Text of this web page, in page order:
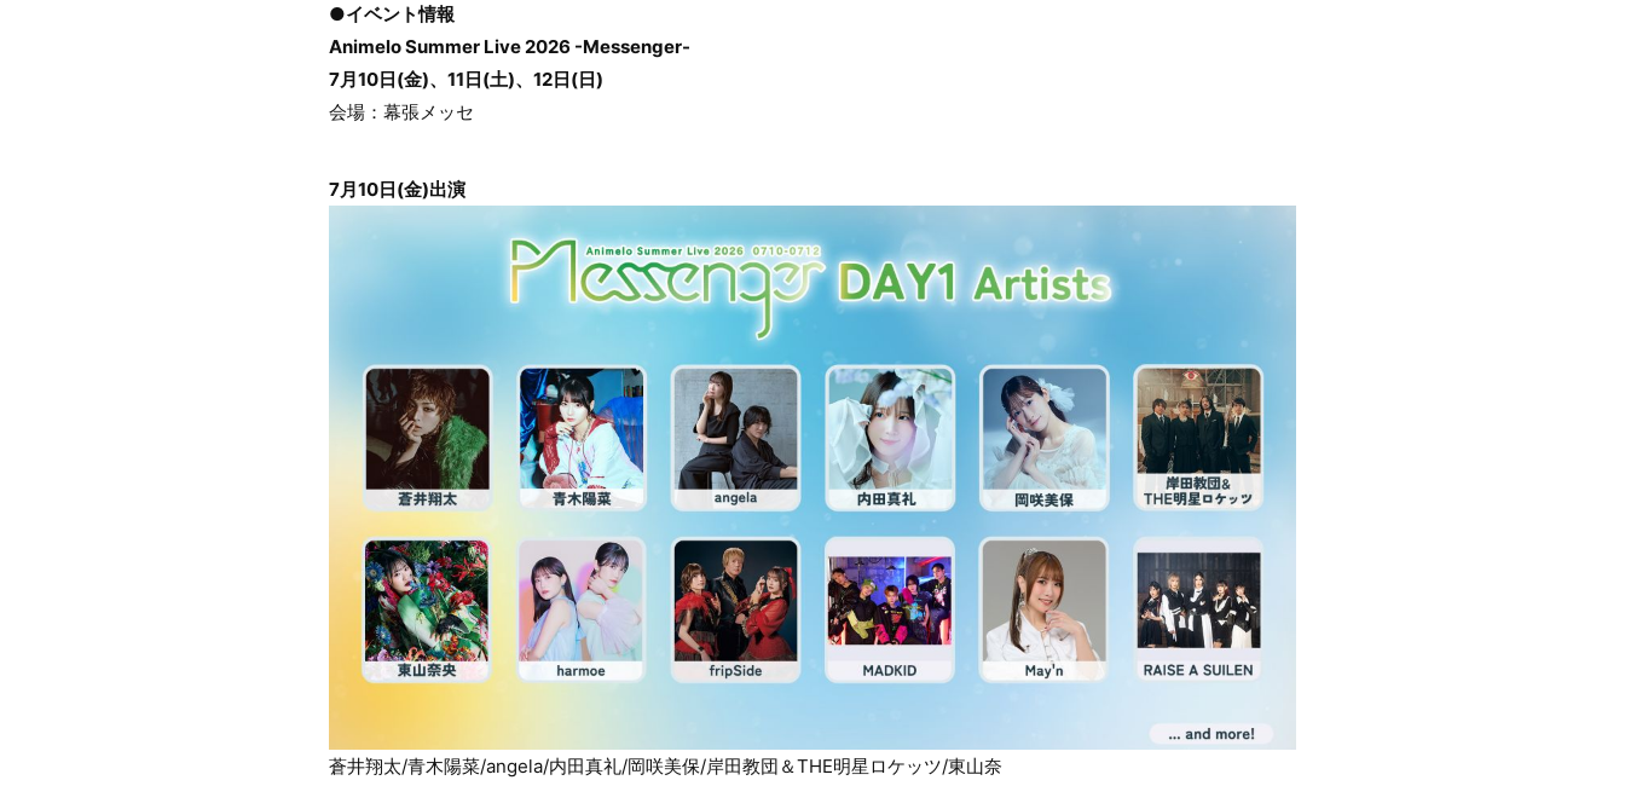
●イベント情報
Animelo Summer Live 2026 -Messenger-
7月10日(金)、11日(土)、12日(日)
会場：幕張メッセ
7月10日(金)出演
蒼井翔太/青木陽菜/angela/内田真礼/岡咲美保/岸田教団＆THE明星ロケッツ/東山奈